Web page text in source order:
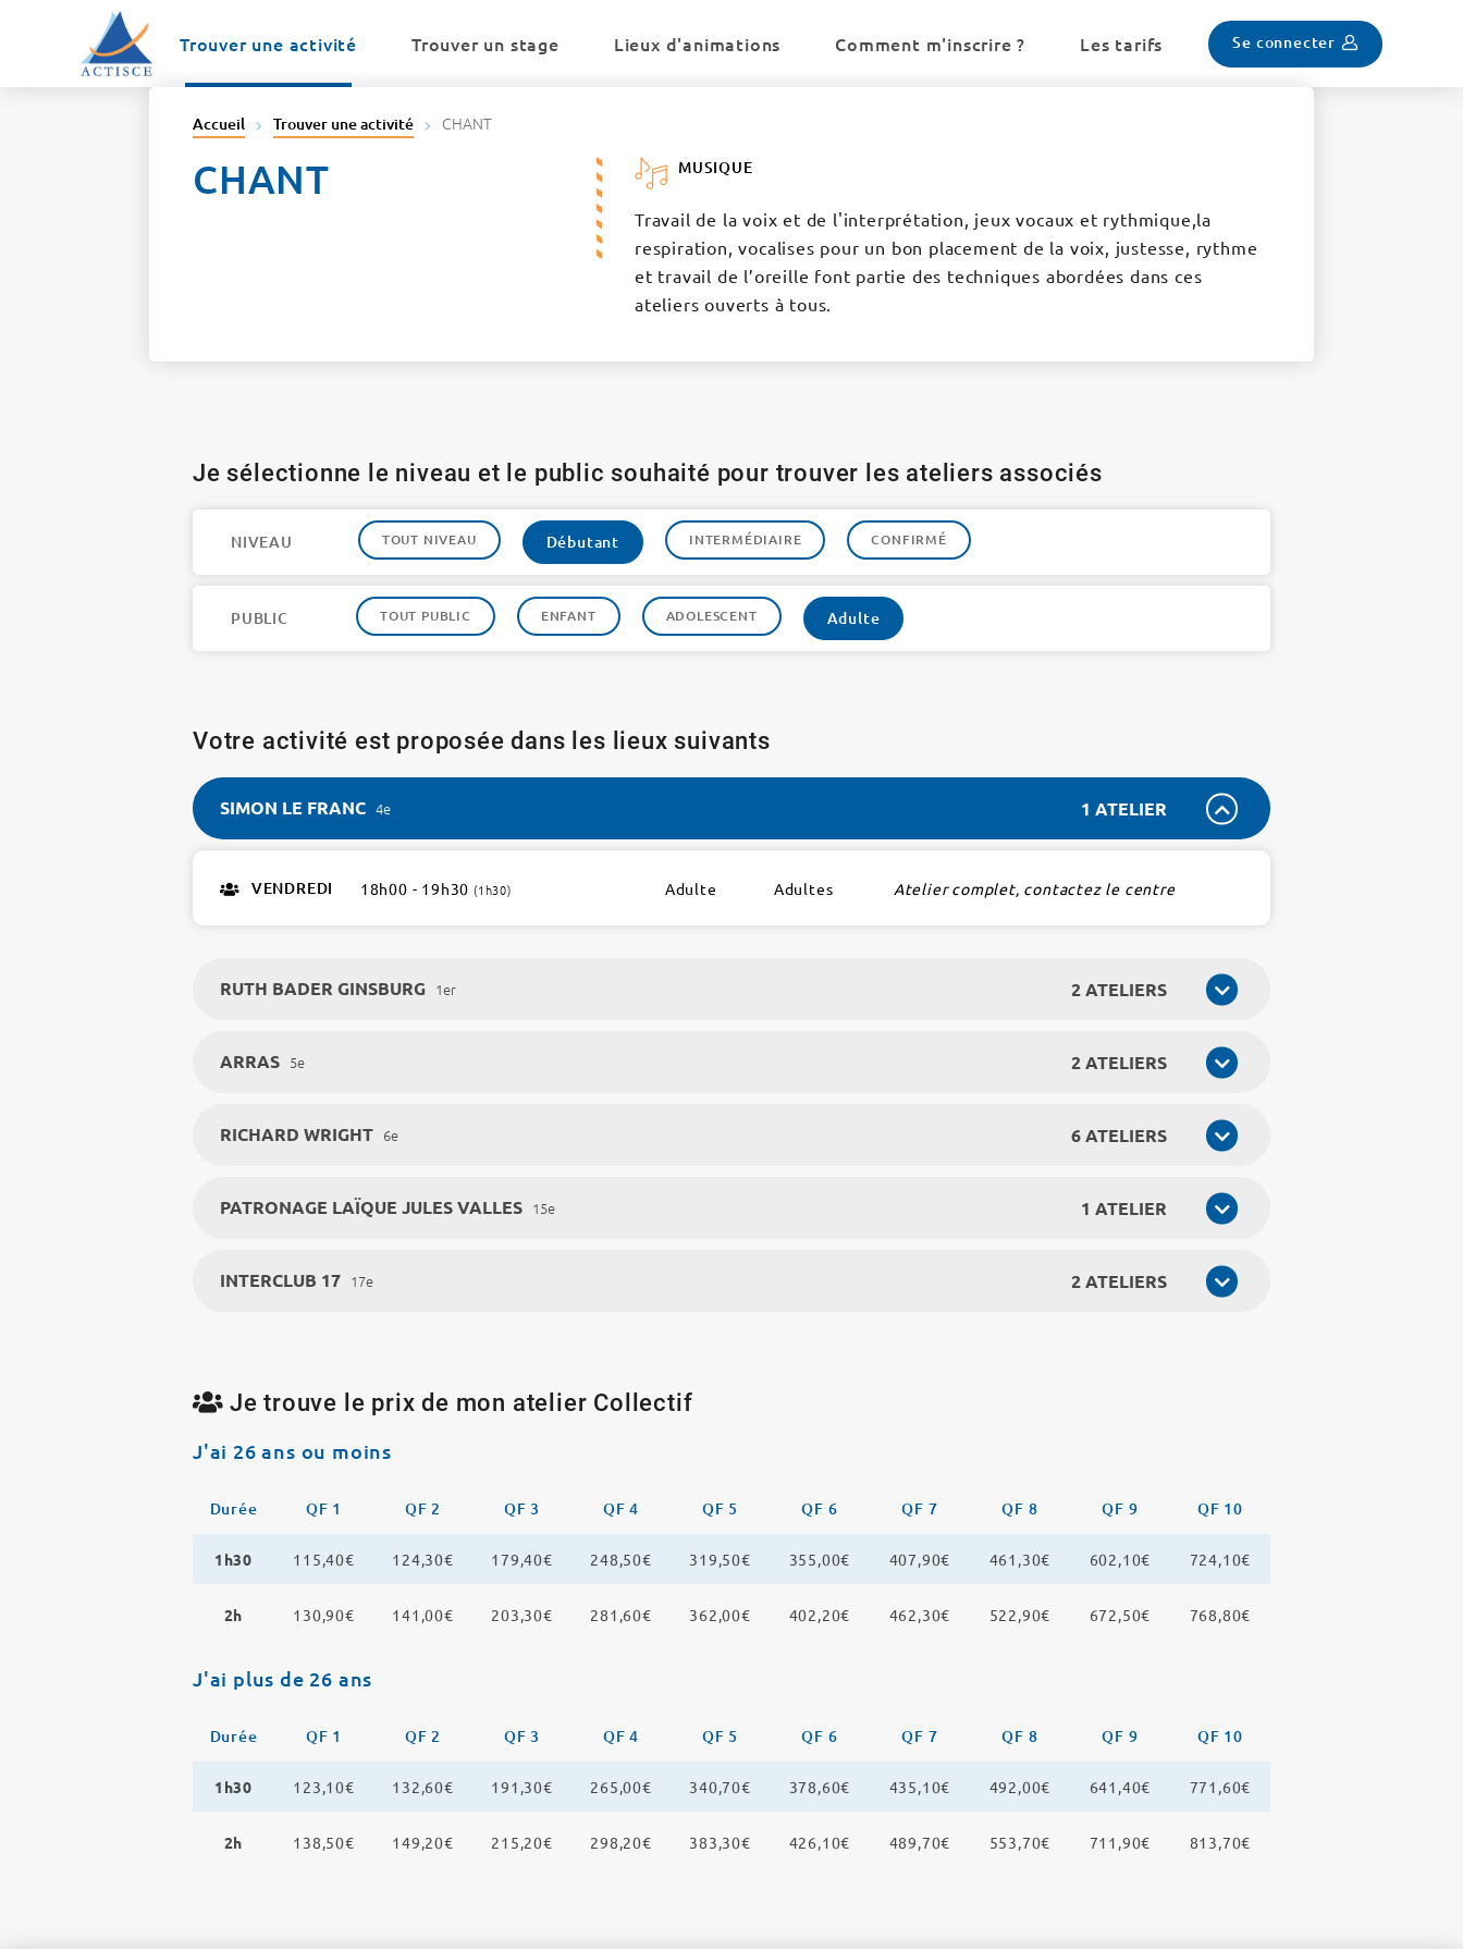
Trouver une activité
Trouver un stage Lieux d'animations Comment m'inscrire ? Les tarifs Se connecter
Accueil Trouver une activité CHANT
CHANT MUSIQUE
Travail de la voix et de l'interprétation, jeux vocaux et rythmique,la
respiration, vocalises pour un bon placement de la voix, justesse, rythme
et travail de l’oreille font partie des techniques abordées dans ces
ateliers ouverts à tous.
Je sélectionne le niveau et le public souhaité pour trouver les ateliers associés
NIVEAU TOUT NIVEAU Débutant INTERMÉDIAIRE CONFIRMÉ
PUBLIC TOUT PUBLIC ENFANT ADOLESCENT Adulte
Votre activité est proposée dans les lieux suivants
SIMON LE FRANC 4e 1 ATELIER
4e
atelier
VENDREDI 18h00 - 19h30 (1h30) Adulte Adultes Atelier complet, contactez le centre
RUTH BADER GINSBURG 1er 2 ATELIERS
ARRAS 5e 2 ATELIERS
RICHARD WRIGHT 6e 6 ATELIERS
PATRONAGE LAÏQUE JULES VALLES 15e 1 ATELIER
INTERCLUB 17 17e 2 ATELIERS
Je trouve le prix de mon atelier Collectif
J'ai 26 ans ou moins
Durée QF 1 QF 2 QF 3 QF 4 QF 5 QF 6 QF 7 QF 8 QF 9 QF 10
1h30 115,40€ 124,30€ 179,40€ 248,50€ 319,50€ 355,00€ 407,90€ 461,30€ 602,10€ 724,10€
2h 130,90€ 141,00€ 203,30€ 281,60€ 362,00€ 402,20€ 462,30€ 522,90€ 672,50€ 768,80€
J'ai plus de 26 ans
Durée QF 1 QF 2 QF 3 QF 4 QF 5 QF 6 QF 7 QF 8 QF 9 QF 10
1h30 123,10€ 132,60€ 191,30€ 265,00€ 340,70€ 378,60€ 435,10€ 492,00€ 641,40€ 771,60€
2h 138,50€ 149,20€ 215,20€ 298,20€ 383,30€ 426,10€ 489,70€ 553,70€ 711,90€ 813,70€